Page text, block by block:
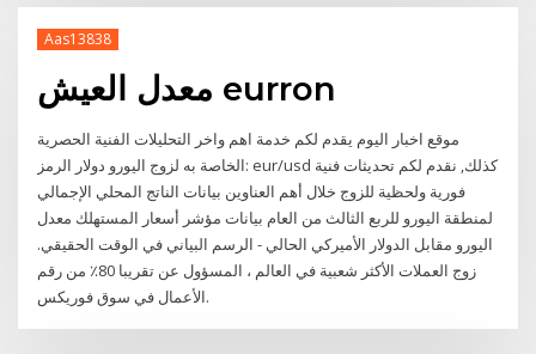
Aas13838
معدل العيش eurron
موقع اخبار اليوم يقدم لكم خدمة اهم واخر التحليلات الفنية الحصرية
الخاصة به لزوج اليورو دولار الرمز: eur/usd كذلك, نقدم لكم تحديثات فنية
فورية ولحظية للزوج خلال أهم العناوين بيانات الناتج المحلي الإجمالي
لمنطقة اليورو للربع الثالث من العام بيانات مؤشر أسعار المستهلك معدل
اليورو مقابل الدولار الأميركي الحالي - الرسم البياني في الوقت الحقيقي.
زوج العملات الأكثر شعبية في العالم ، المسؤول عن تقريبا 80٪ من رقم
الأعمال في سوق فوريكس.